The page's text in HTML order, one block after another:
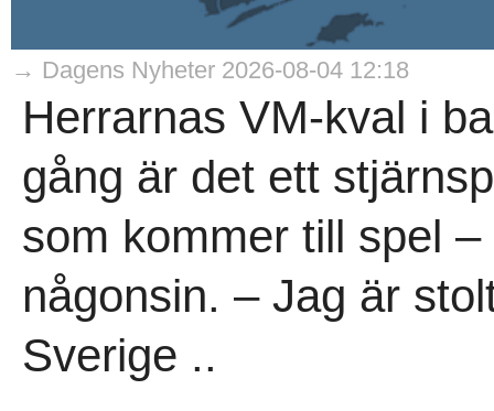
→ Dagens Nyheter 2026-08-04 12:18
Herrarnas VM-kval i
gång är det ett
som kommer till spel
någonsin. – Jag är
Sverige ..